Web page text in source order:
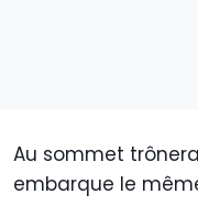
Au sommet trônera
embarque le